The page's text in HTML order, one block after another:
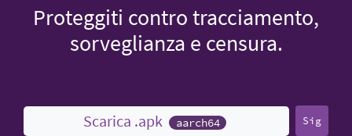
Proteggiti contro tracciamento,
sorveglianza e censura.
Scarica .apk aarch64 Sig